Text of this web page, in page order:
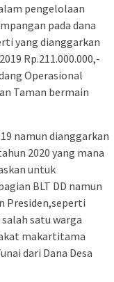
pengelolaan
pada dana
yang dianggarkan
Rp.211.000.000,-
Operasional
Taman bermain
namun dianggarkan
2020 yang mana
untuk
BLT DD namun
Presiden,seperti
satu warga
makartitama
dari Dana Desa